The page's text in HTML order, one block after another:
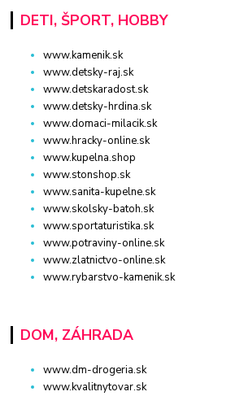
DETI, ŠPORT, HOBBY
www.kamenik.sk
www.detsky-raj.sk
www.detskaradost.sk
www.detsky-hrdina.sk
www.domaci-milacik.sk
www.hracky-online.sk
www.kupelna.shop
www.stonshop.sk
www.sanita-kupelne.sk
www.skolsky-batoh.sk
www.sportaturistika.sk
www.potraviny-online.sk
www.zlatnictvo-online.sk
www.rybarstvo-kamenik.sk
DOM, ZÁHRADA
www.dm-drogeria.sk
www.kvalitnytovar.sk